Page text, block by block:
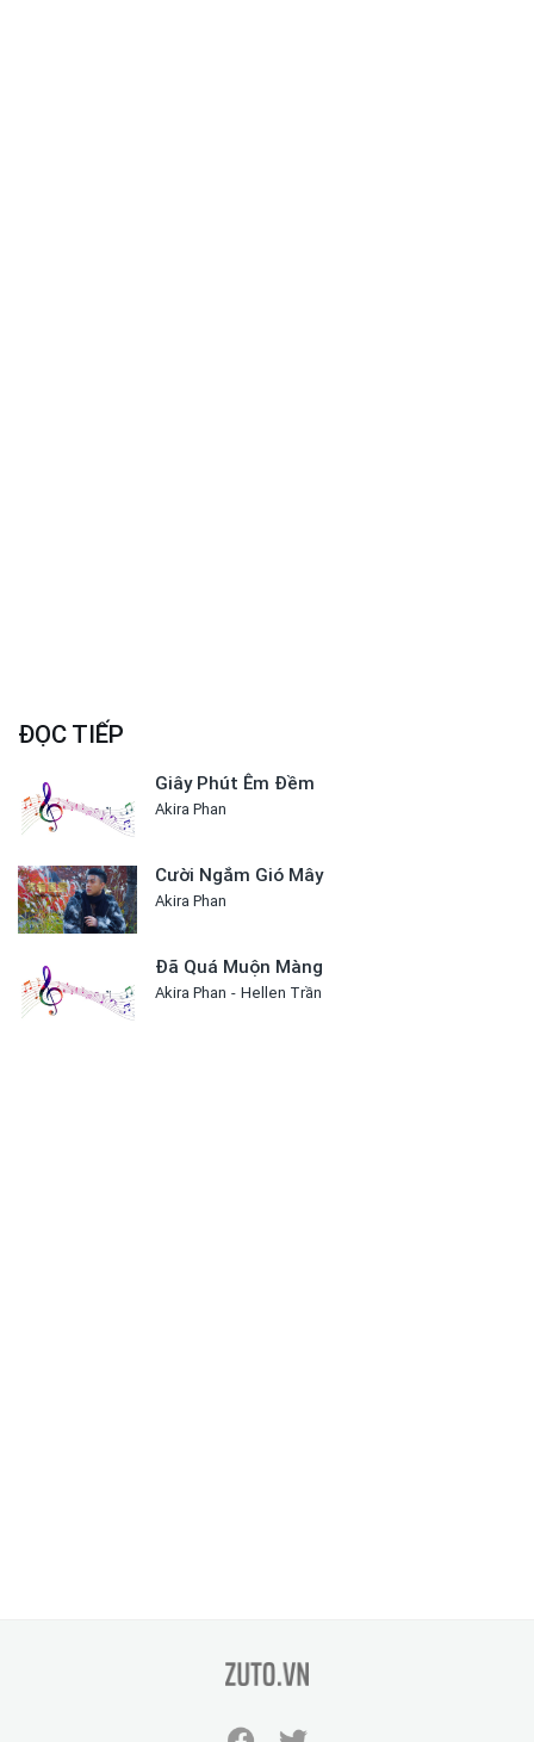
ĐỌC TIẾP
Giây Phút Êm Đềm
Akira Phan
Cười Ngắm Gió Mây
Akira Phan
Đã Quá Muộn Màng
Akira Phan Hellen Trần
zuto.vn
Facebook Twitter